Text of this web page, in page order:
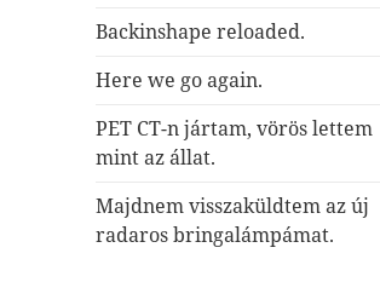
Backinshape reloaded.
Here we go again.
PET CT-n jártam, vörös lettem
mint az állat.
Majdnem visszaküldtem az új
radaros bringalámpámat.